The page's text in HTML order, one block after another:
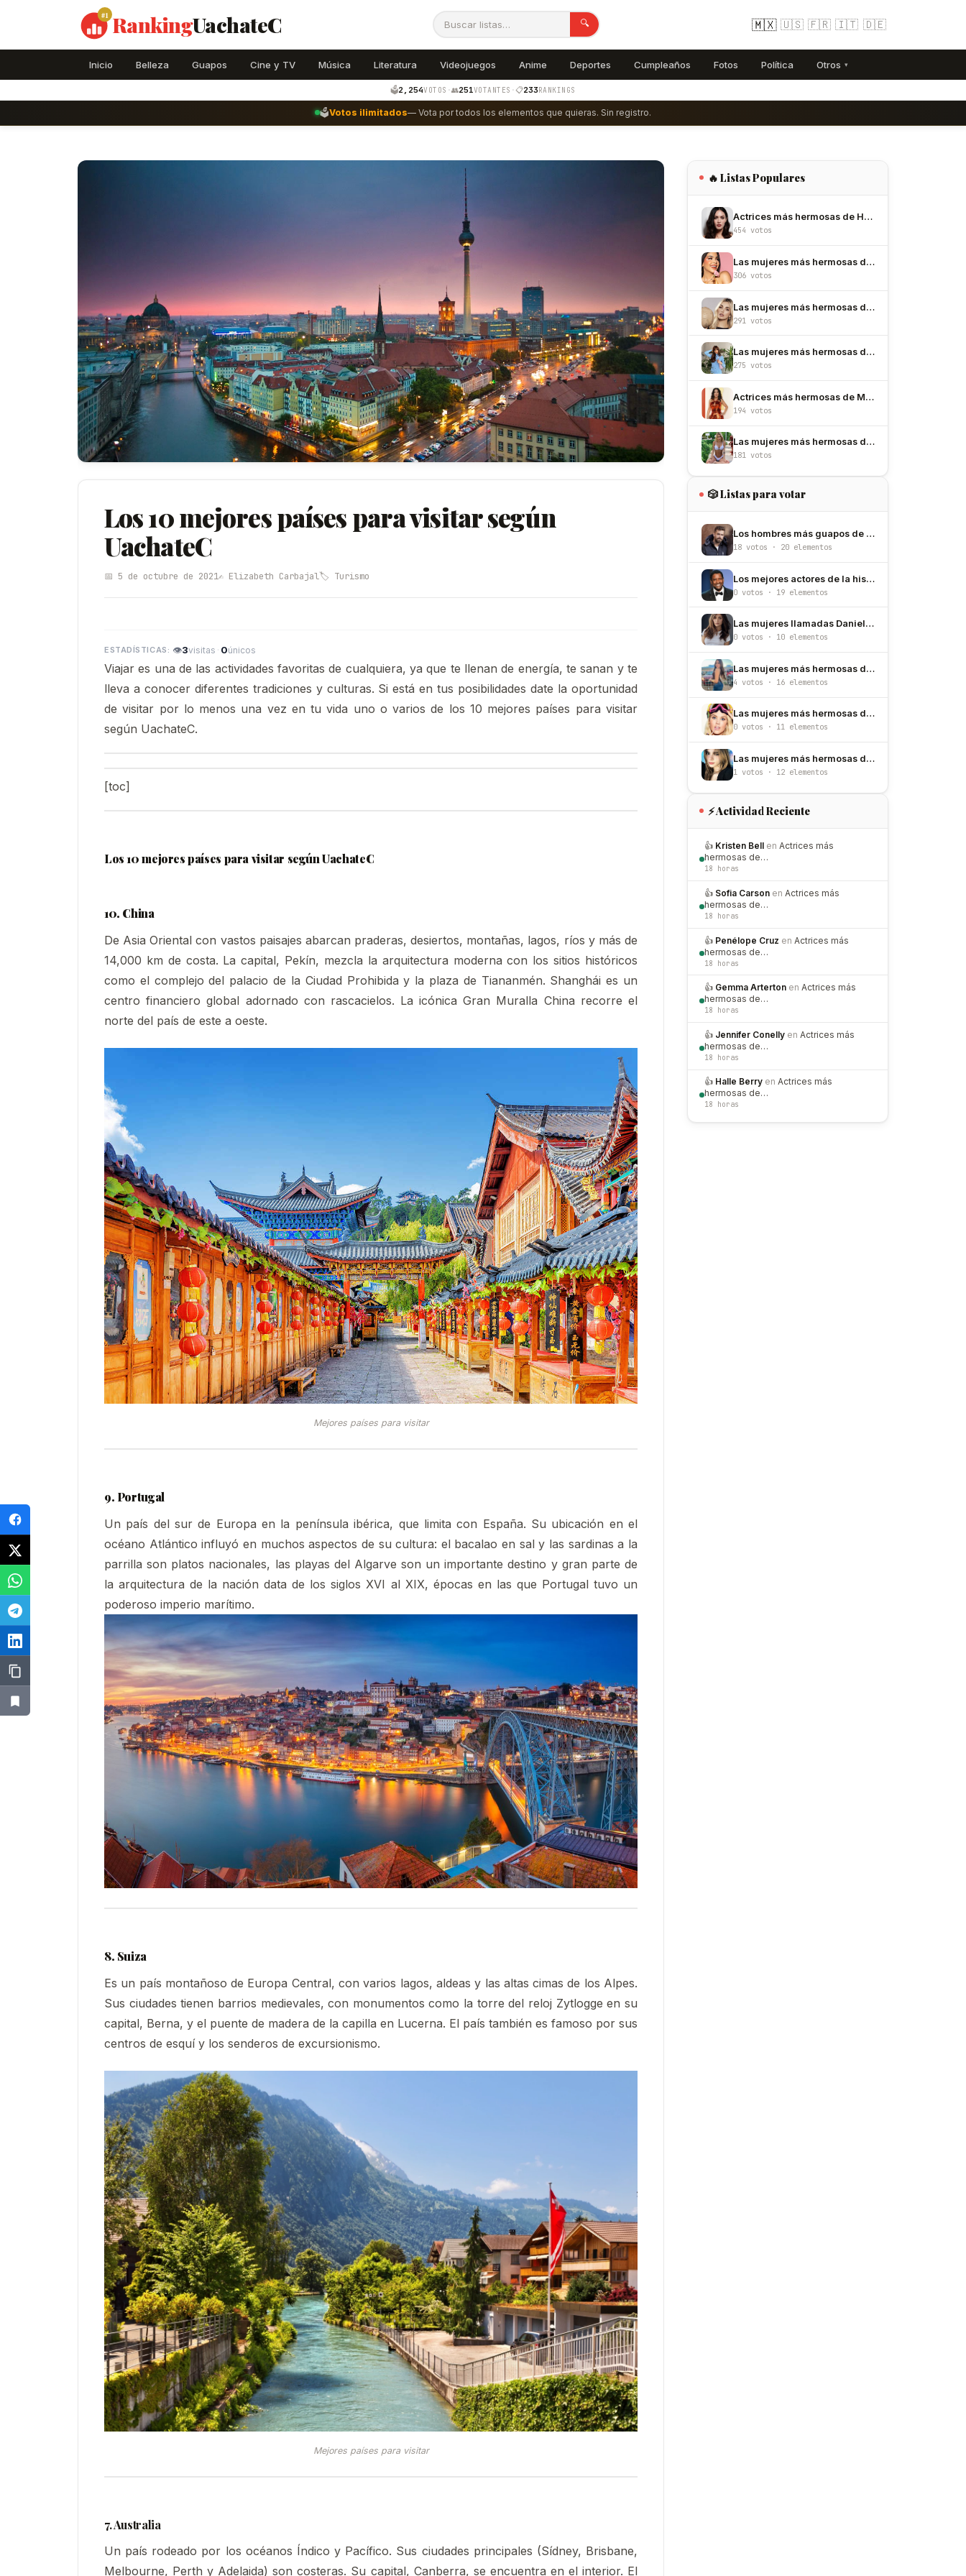
#1 RankingUachateC 🔍 🇲🇽 🇺🇸 🇫🇷 🇮🇹 🇩🇪
Inicio Belleza Guapos Cine y TV Música Literatura Videojuegos Anime Deportes Cumpleaños Fotos Política Otros ▾
🗳️2,254VOTOS ·👥251VOTANTES ·📋233RANKINGS
🗳️Votos ilimitados— Vota por todos los elementos que quieras. Sin registro.
Los 10 mejores países para visitar según
UachateC
📅 5 de octubre de 2021✍️ Elizabeth Carbajal🏷️ Turismo
👁3visitas · 0únicos
Viajar es una de las actividades favoritas de cualquiera, ya que te llenan de energía, te sanan y te
lleva a conocer diferentes tradiciones y culturas. Si está en tus posibilidades date la oportunidad
de visitar por lo menos una vez en tu vida uno o varios de los 10 mejores países para visitar
según UachateC.
[toc]
Los 10 mejores países para visitar según UachateC
10. China
De Asia Oriental con vastos paisajes abarcan praderas, desiertos, montañas, lagos, ríos y más de
14,000 km de costa. La capital, Pekín, mezcla la arquitectura moderna con los sitios históricos
como el complejo del palacio de la Ciudad Prohibida y la plaza de Tiananmén. Shanghái es un
centro financiero global adornado con rascacielos. La icónica Gran Muralla China recorre el
norte del país de este a oeste.
Mejores países para visitar
9. Portugal
Un país del sur de Europa en la península ibérica, que limita con España. Su ubicación en el
océano Atlántico influyó en muchos aspectos de su cultura: el bacalao en sal y las sardinas a la
parrilla son platos nacionales, las playas del Algarve son un importante destino y gran parte de
la arquitectura de la nación data de los siglos XVI al XIX, épocas en las que Portugal tuvo un
poderoso imperio marítimo.
8. Suiza
Es un país montañoso de Europa Central, con varios lagos, aldeas y las altas cimas de los Alpes.
Sus ciudades tienen barrios medievales, con monumentos como la torre del reloj Zytlogge en su
capital, Berna, y el puente de madera de la capilla en Lucerna. El país también es famoso por sus
centros de esquí y los senderos de excursionismo.
Mejores países para visitar
7. Australia
Un país rodeado por los océanos Índico y Pacífico. Sus ciudades principales (Sídney, Brisbane,
Melbourne, Perth y Adelaida) son costeras. Su capital, Canberra, se encuentra en el interior. El
🔥 Listas Populares
Actrices más hermosas de Hollywood
454 votos
Las mujeres más hermosas de México
306 votos
Las mujeres más hermosas de Colombia
291 votos
Las mujeres más hermosas de España
275 votos
Actrices más hermosas de México
194 votos
Las mujeres más hermosas de Argentina
181 votos
🎲 Listas para votar
Los hombres más guapos de Perú
18 votos · 20 elementos
Los mejores actores de la historia
0 votos · 19 elementos
Las mujeres llamadas Daniela más hermosas
0 votos · 10 elementos
Las mujeres más hermosas de Chihuahua de 2026
4 votos · 16 elementos
Las mujeres más hermosas de Noruega
0 votos · 11 elementos
Las mujeres más hermosas de Puerto Rico
1 votos · 12 elementos
⚡ Actividad Reciente
👍 Kristen Bell en Actrices más
hermosas de…
18 horas
👍 Sofia Carson en Actrices más
hermosas de…
18 horas
👍 Penélope Cruz en Actrices más
hermosas de…
18 horas
👍 Gemma Arterton en Actrices más
hermosas de…
18 horas
👍 Jennifer Conelly en Actrices más
hermosas de…
18 horas
👍 Halle Berry en Actrices más
hermosas de…
18 horas